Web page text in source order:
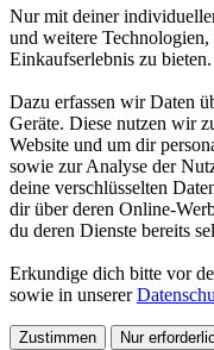
Nur mit deiner
und weitere
Einkaufserlebnis zu bieten.
Dazu erfassen wir Daten
Geräte. Diese nutzen wir
Website und um dir
sowie zur Analyse der
deine verschlüsselten
dir über deren Online-
du deren Dienste bereits
Erkundige dich bitte vor
sowie in unserer
Zustimmen Nur